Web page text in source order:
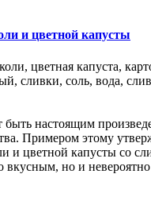
и цветной капусты
цветная капуста,
сливки, соль, вода,
настоящим
Примером этому
и цветной капусты со
вкусным, но и